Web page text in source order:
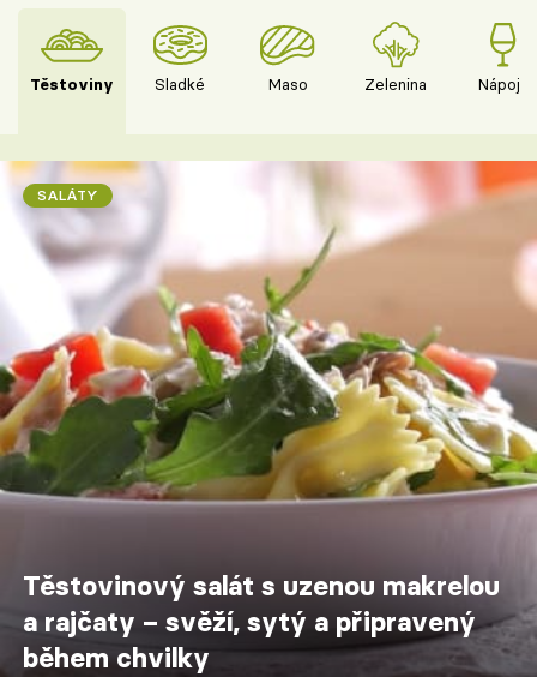
Těstoviny Sladké Maso Zelenina Nápoje
SALÁTY
Těstovinový salát s uzenou makrelou
a rajčaty – svěží, sytý a připravený
během chvilky